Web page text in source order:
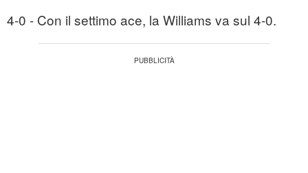
4-0 - Con il settimo ace, la Williams va sul 4-0.